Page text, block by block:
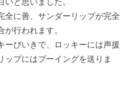
全に善、サンダーリップが完全
行われます。
ーびいきで、ロッキーには声援
ップにはブーイングを送りま